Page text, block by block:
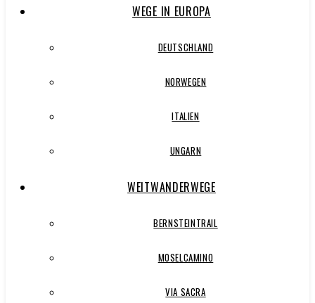
WEGE IN EUROPA
DEUTSCHLAND
NORWEGEN
ITALIEN
UNGARN
WEITWANDERWEGE
BERNSTEINTRAIL
MOSELCAMINO
VIA SACRA